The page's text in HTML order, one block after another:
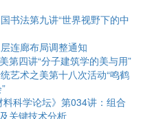
书法第九讲“世界视野下的中
连廊布局调整通知
第四讲“分子建筑学的美与用”
艺术之美第十八次活动“鸣鹤
科学论坛》第034讲：组合
关键技术分析